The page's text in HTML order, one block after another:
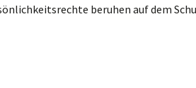
beruhen auf dem